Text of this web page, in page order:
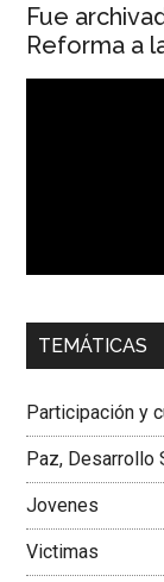
Fue
Reforma a
00:00
Dra. Carolina
Colombiana
TEMÁTICAS
Participación y
Paz, Desarrollo
Jovenes
Victimas